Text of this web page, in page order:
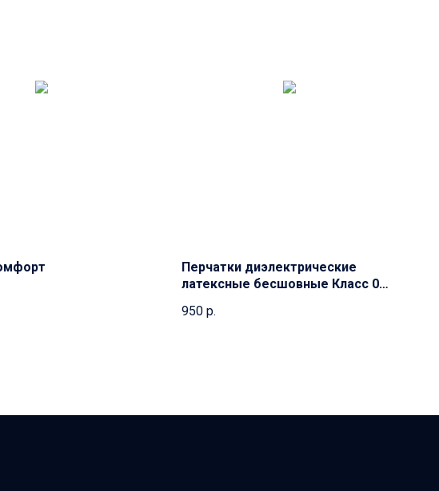
Перчатки диэлектрические
латексные бесшовные Класс 0
950 р.